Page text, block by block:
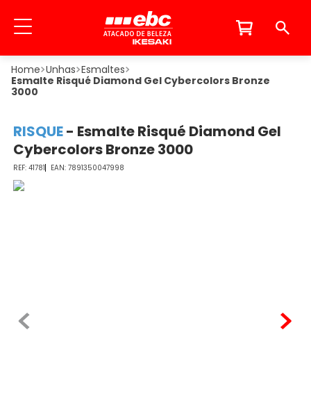
Unhas Esmaltes
Esmalte Risqué Diamond Gel Cybercolors Bronze
3000
RISQUE- Esmalte Risqué Diamond Gel
Cybercolors Bronze 3000
41781 7891350047998